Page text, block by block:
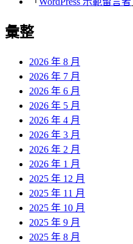
彙整
2026 年 8 月
2026 年 7 月
2026 年 6 月
2026 年 5 月
2026 年 4 月
2026 年 3 月
2026 年 2 月
2026 年 1 月
2025 年 12 月
2025 年 11 月
2025 年 10 月
2025 年 9 月
2025 年 8 月